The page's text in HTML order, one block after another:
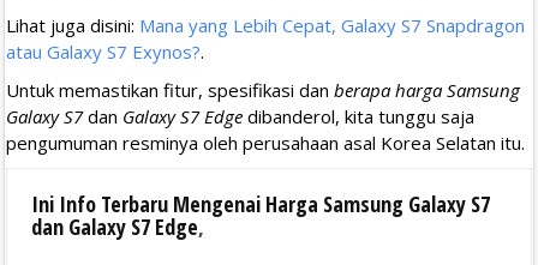
Lihat juga disini: Mana yang Lebih Cepat, Galaxy S7 Snapdragon
atau Galaxy S7 Exynos?.
Untuk memastikan fitur, spesifikasi dan berapa harga Samsung
Galaxy S7dan Galaxy S7 Edge dibanderol, kita tunggu saja
pengumuman resminya oleh perusahaan asal Korea Selatan itu.
Ini Info Terbaru Mengenai Harga Samsung Galaxy S7
dan Galaxy S7 Edge,